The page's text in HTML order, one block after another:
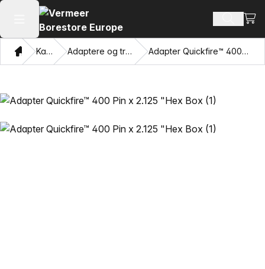
Åbn hovedmenuen SøgSe
HjemKatalog Adaptere og trækkende øjne Adapter Quickfire™ 400 Pin x 2.125 "Hex Box